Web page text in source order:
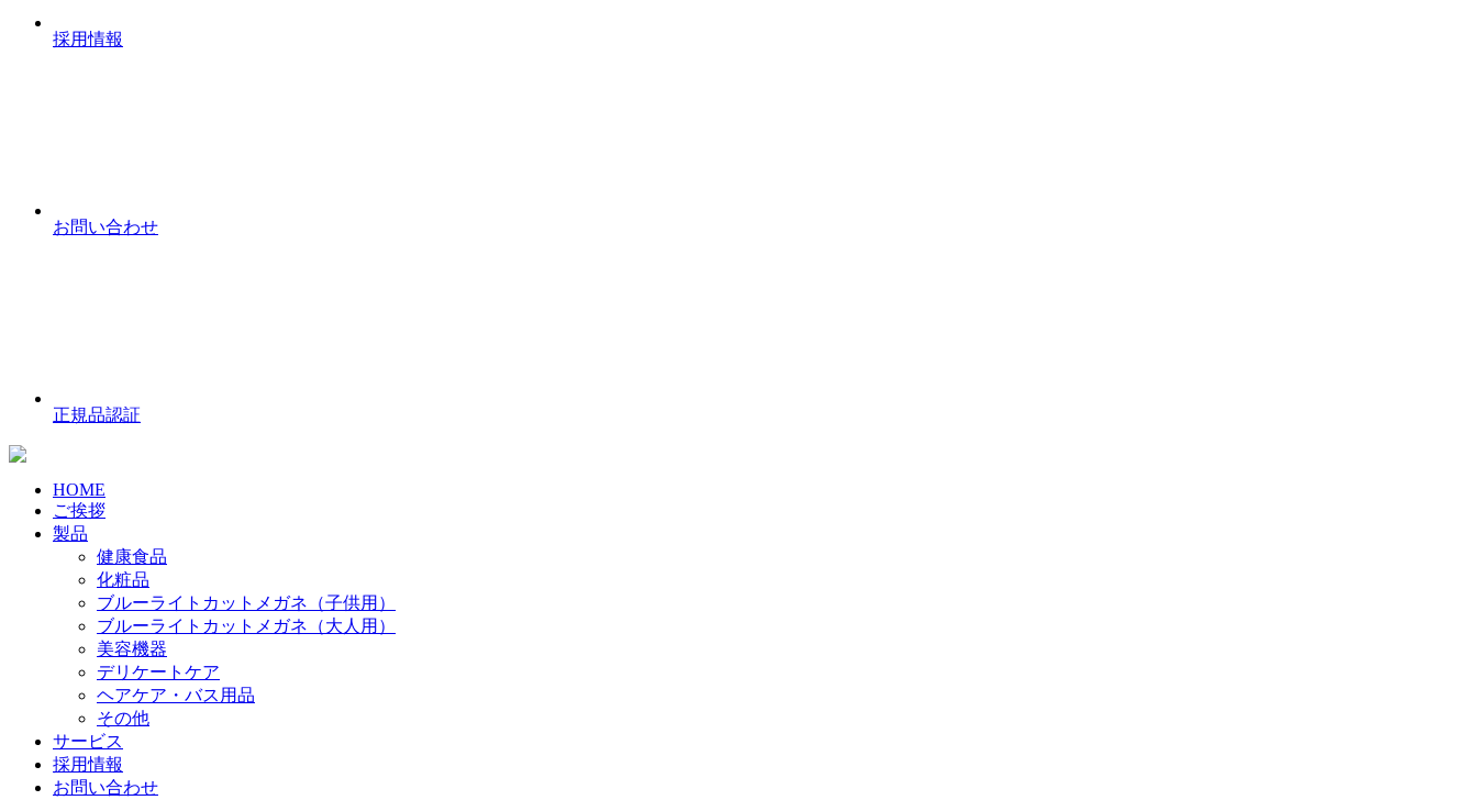
採用情報
お問い合わせ
正規品認証
HOME
ご挨拶
製品
健康食品
化粧品
ブルーライトカットメガネ（子供用）
ブルーライトカットメガネ（大人用）
美容機器
デリケートケア
ヘアケア・バス用品
その他
サービス
採用情報
お問い合わせ